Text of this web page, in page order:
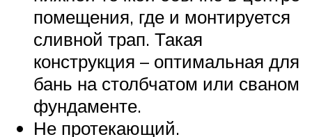
помещения, где и монтируется
сливной трап. Такая
конструкция – оптимальная для
бань на столбчатом или сваном
фундаменте.
Не протекающий.